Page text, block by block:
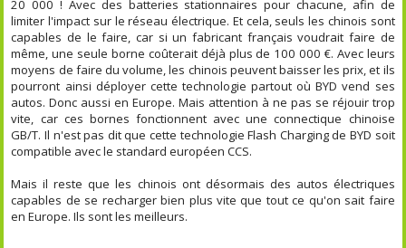
20 000 ! Avec des batteries stationnaires pour chacune, afin de
limiter l'impact sur le réseau électrique. Et cela, seuls les chinois sont
capables de le faire, car si un fabricant français voudrait faire de
même, une seule borne coûterait déjà plus de 100 000 €. Avec leurs
moyens de faire du volume, les chinois peuvent baisser les prix, et ils
pourront ainsi déployer cette technologie partout où BYD vend ses
autos. Donc aussi en Europe. Mais attention à ne pas se réjouir trop
vite, car ces bornes fonctionnent avec une connectique chinoise
GB/T. Il n'est pas dit que cette technologie Flash Charging de BYD soit
compatible avec le standard européen CCS.
Mais il reste que les chinois ont désormais des autos électriques
capables de se recharger bien plus vite que tout ce qu'on sait faire
en Europe. Ils sont les meilleurs.